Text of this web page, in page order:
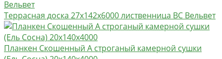
Террасная доска 27х142х6000 лиственница BC Вельвет
Планкен Скошенный А строганый камерной сушки